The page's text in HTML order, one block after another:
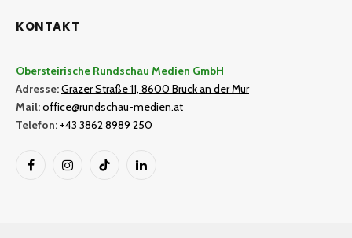
KONTAKT
Obersteirische Rundschau Medien GmbH
Adresse:Grazer Straße 11, 8600 Bruck an der Mur
Mail:office@rundschau-medien.at
Telefon: +43 3862 8989 250
FacebookInstagramTikTok LinkedIn